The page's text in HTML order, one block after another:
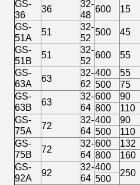
GS-
36
36
32-
48
600 15
GS-
51A
51
32-
52
500 45
GS-
51B
51
32-
52
600 55
GS-
63A
63
32-
62
400 55
500
75
GS-
63B
63
32-
64
600 90
800
110
GS-
75A
72
32-
64
400 90
500
110
GS-
75B
72
32-
64
600 132
800
160
GS-
92A
92
32-
64
400
250
500